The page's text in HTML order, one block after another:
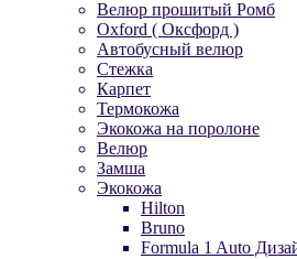
Велюр прошитый Ромб
Oxford ( Оксфорд )
Автобусный велюр
Стежка
Карпет
Термокожа
Экокожа на поролоне
Велюр
Замша
Экокожа
Hilton
Bruno
Formula 1 Auto